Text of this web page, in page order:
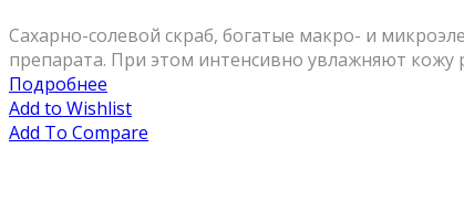
Сахарно-солевой скраб, богатые макро- и
препарата. При этом интенсивно увлажняют кожу
Подробнее
Add to Wishlist
Add To Compare